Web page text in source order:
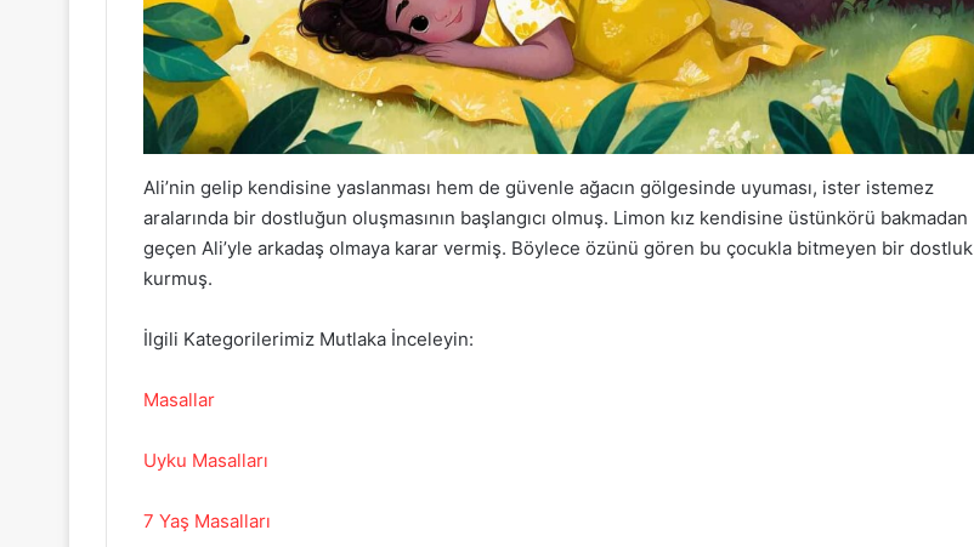
Ali’nin gelip kendisine yaslanması hem de güvenle ağacın gölgesinde uyuması, ister istemez
aralarında bir dostluğun oluşmasının başlangıcı olmuş. Limon kız kendisine üstünkörü bakmadan
geçen Ali’yle arkadaş olmaya karar vermiş. Böylece özünü gören bu çocukla bitmeyen bir dostluk
kurmuş.
İlgili Kategorilerimiz Mutlaka İnceleyin:
Masallar
Uyku Masalları
7 Yaş Masalları